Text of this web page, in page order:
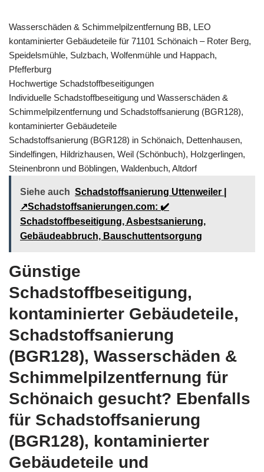
Wasserschäden & Schimmelpilzentfernung BB, LEO
kontaminierter Gebäudeteile für 71101 Schönaich – Roter Berg,
Speidelsmühle, Sulzbach, Wolfenmühle und Happach,
Pfefferburg
Hochwertige Schadstoffbeseitigungen
Individuelle Schadstoffbeseitigung und Wasserschäden &
Schimmelpilzentfernung und Schadstoffsanierung (BGR128),
kontaminierter Gebäudeteile
Schadstoffsanierung (BGR128) in Schönaich, Dettenhausen,
Sindelfingen, Hildrizhausen, Weil (Schönbuch), Holzgerlingen,
Steinenbronn und Böblingen, Waldenbuch, Altdorf
Siehe auch Schadstoffsanierung Uttenweiler |
↗️Schadstoffsanierungen.com: ✔️
Schadstoffbeseitigung, Asbestsanierung,
Gebäudeabbruch, Bauschuttentsorgung
Günstige
Schadstoffbeseitigung,
kontaminierter Gebäudeteile,
Schadstoffsanierung
(BGR128), Wasserschäden &
Schimmelpilzentfernung für
Schönaich gesucht? Ebenfalls
für Schadstoffsanierung
(BGR128), kontaminierter
Gebäudeteile und